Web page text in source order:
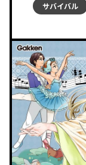
サバイバル